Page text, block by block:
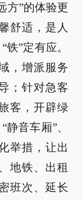
方”的体验更
舒适，是人
”定有应。
，增派服务
；针对急客
客，开辟绿
音车厢”、
举措，让出
地铁、出租
班次、延长